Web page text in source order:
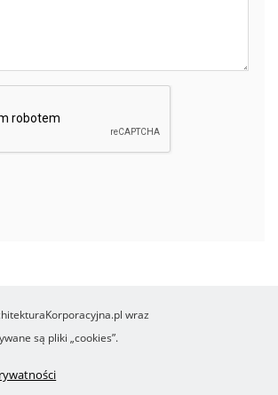
2026 Ośrodek Studiów nad Cyfrowym Państwem
Yasne.pl
Polityka prywatności
wraz
są pliki „cookies”.